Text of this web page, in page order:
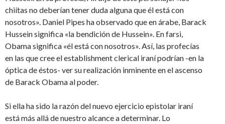
chiítas no deberían tener duda alguna que él está con
nosotros». Daniel Pipes ha observado que en árabe, Barack
Hussein significa «la bendición de Hussein». En farsi,
Obama significa «él está con nosotros». Así, las profecías
en las que cree el establishment clerical iraní podrían -en la
óptica de éstos- ver su realización inminente en el ascenso
de Barack Obama al poder.
Si ella ha sido la razón del nuevo ejercicio epistolar iraní
está más allá de nuestro alcance a determinar. Lo